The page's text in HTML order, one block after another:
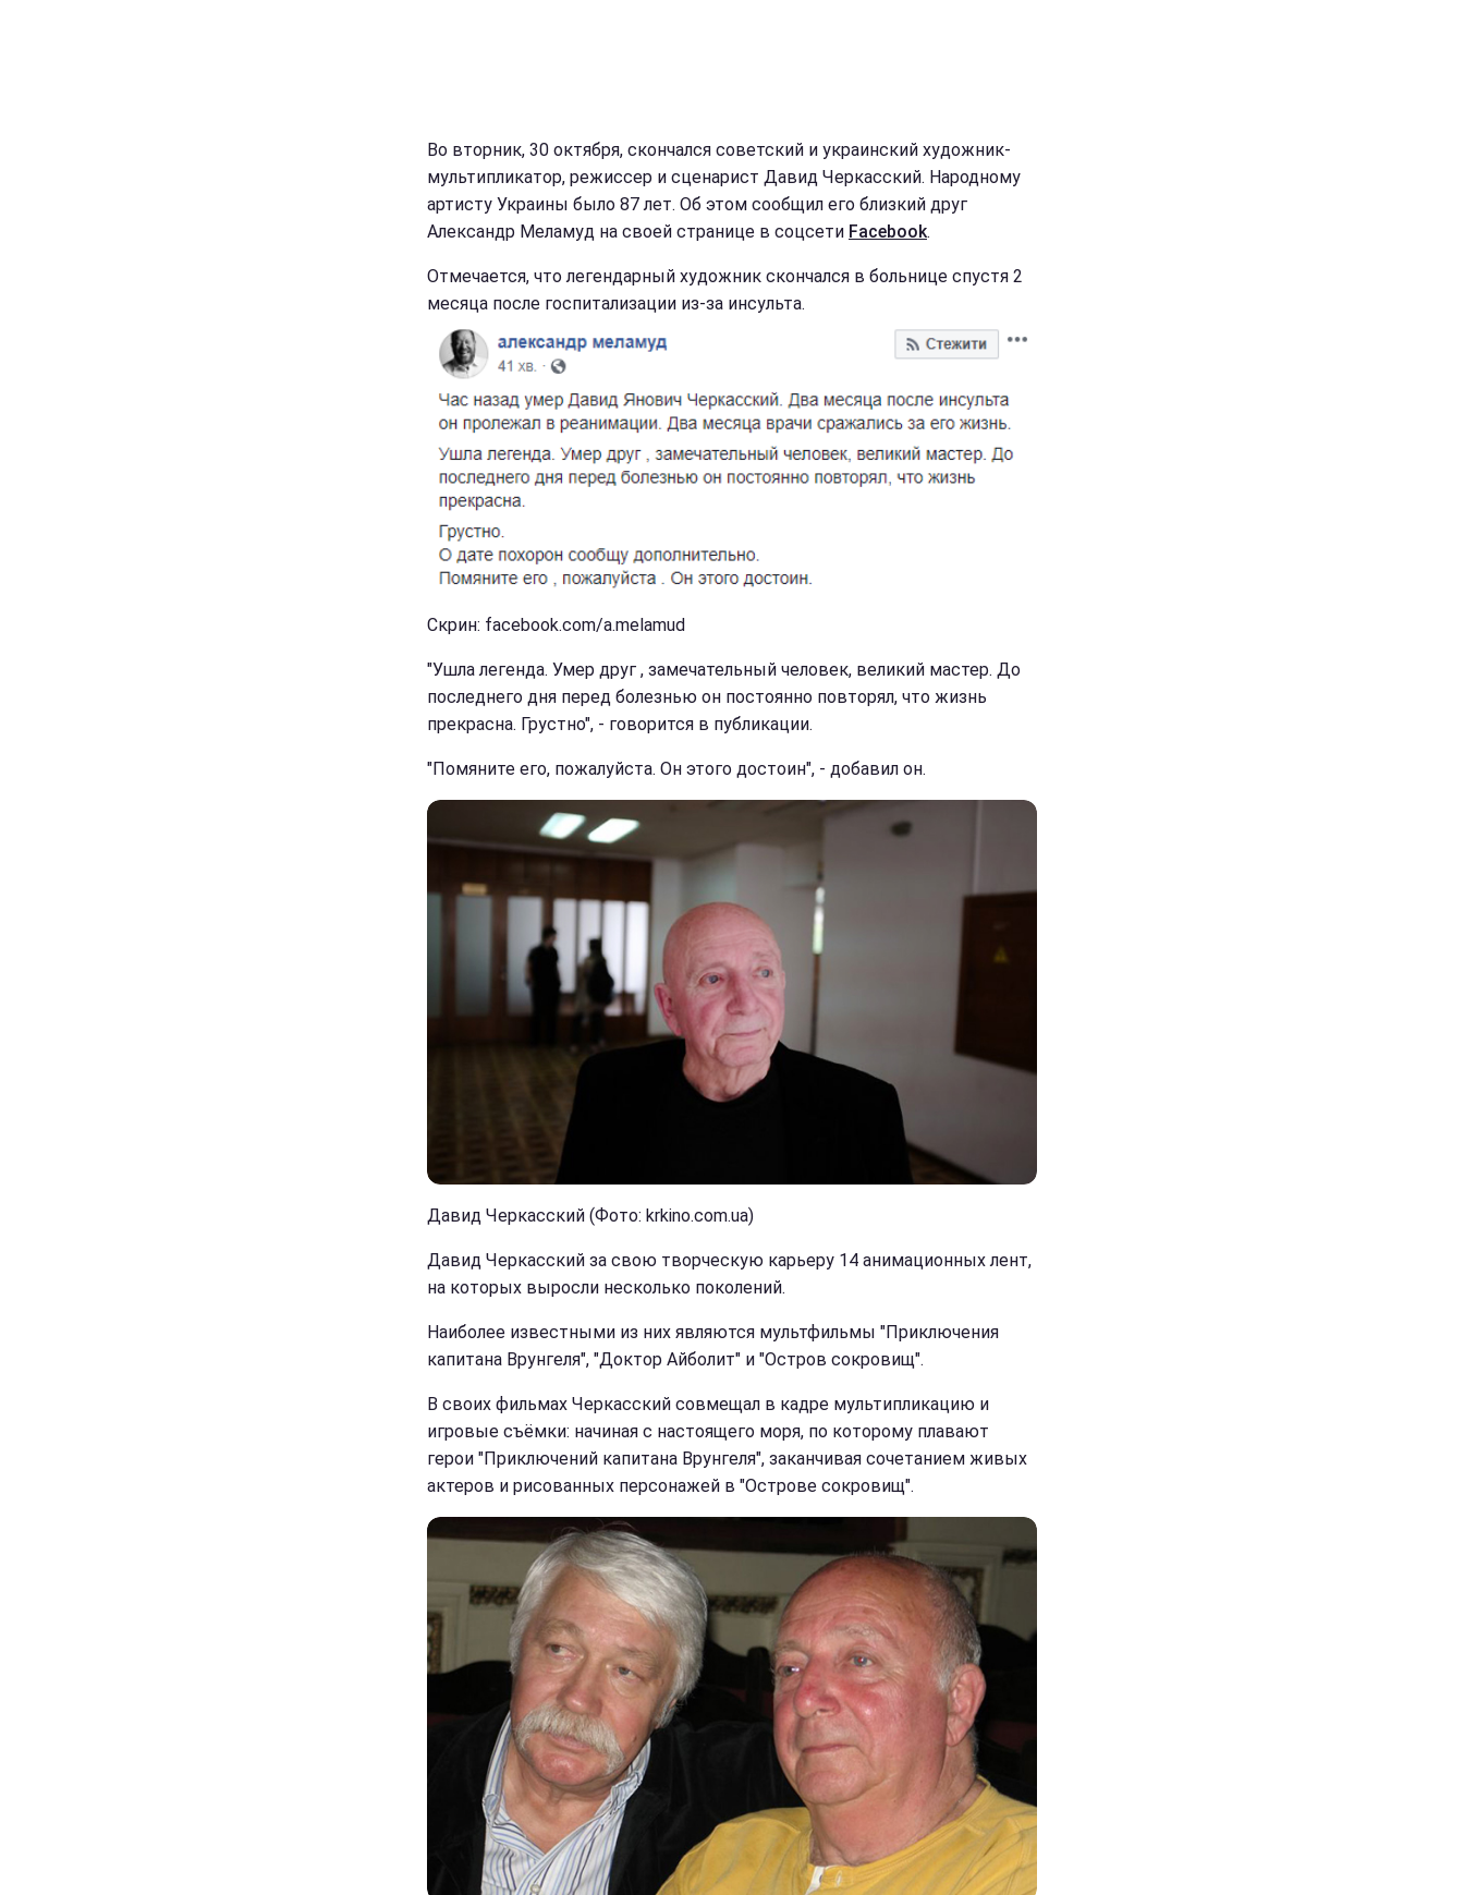
Во вторник, 30 октября, скончался советский и украинский художник-
мультипликатор, режиссер и сценарист Давид Черкасский. Народному
артисту Украины было 87 лет. Об этом сообщил его близкий друг
Александр Меламуд на своей странице в соцсети Facebook.
Отмечается, что легендарный художник скончался в больнице спустя 2
месяца после госпитализации из-за инсульта.
Скрин: facebook.com/a.melamud
"Ушла легенда. Умер друг , замечательный человек, великий мастер. До
последнего дня перед болезнью он постоянно повторял, что жизнь
прекрасна. Грустно", - говорится в публикации.
"Помяните его, пожалуйста. Он этого достоин", - добавил он.
Давид Черкасский (Фото: krkino.com.ua)
Давид Черкасский за свою творческую карьеру 14 анимационных лент,
на которых выросли несколько поколений.
Наиболее известными из них являются мультфильмы "Приключения
капитана Врунгеля", "Доктор Айболит" и "Остров сокровищ".
В своих фильмах Черкасский совмещал в кадре мультипликацию и
игровые съёмки: начиная с настоящего моря, по которому плавают
герои "Приключений капитана Врунгеля", заканчивая сочетанием живых
актеров и рисованных персонажей в "Острове сокровищ".